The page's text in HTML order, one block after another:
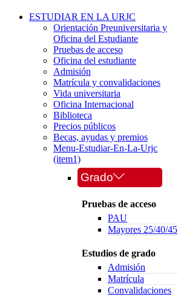
ESTUDIAR EN LA URJC
Orientación Preuniversitaria y
Oficina del Estudiante
Pruebas de acceso
Oficina del estudiante
Admisión
Matrícula y convalidaciones
Vida universitaria
Oficina Internacional
Biblioteca
Precios públicos
Becas, ayudas y premios
Menu-Estudiar-En-La-Urjc
(item1)
Grado
Pruebas de acceso
PAU
Mayores 25/40/45
Estudios de grado
Admisión
Matrícula
Convalidaciones